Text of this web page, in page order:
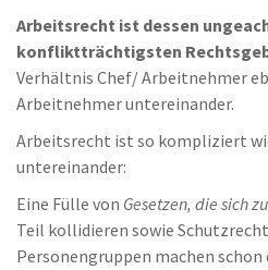
Arbeitsrecht ist dessen
konfliktträchtigsten
Verhältnis Chef/ Arbeitnehmer
Arbeitnehmer untereinander.
Arbeitsrecht ist so kompliziert
untereinander:
Eine Fülle von Gesetzen, die sich
Teil kollidieren sowie
Personengruppen machen schon